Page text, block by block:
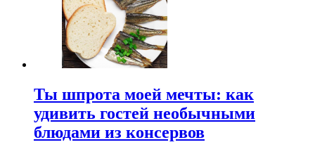
Ты шпрота моей мечты: как
удивить гостей необычными
блюдами из консервов